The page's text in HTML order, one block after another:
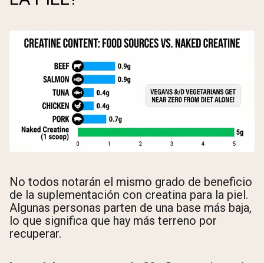
No todos notarán el mismo grado de beneficio
de la suplementación con creatina para la piel.
Algunas personas parten de una base más baja,
lo que significa que hay más terreno por
recuperar.